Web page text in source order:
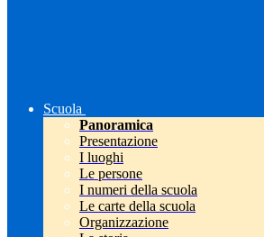
Scuola
Panoramica
Presentazione
I luoghi
Le persone
I numeri della scuola
Le carte della scuola
Organizzazione